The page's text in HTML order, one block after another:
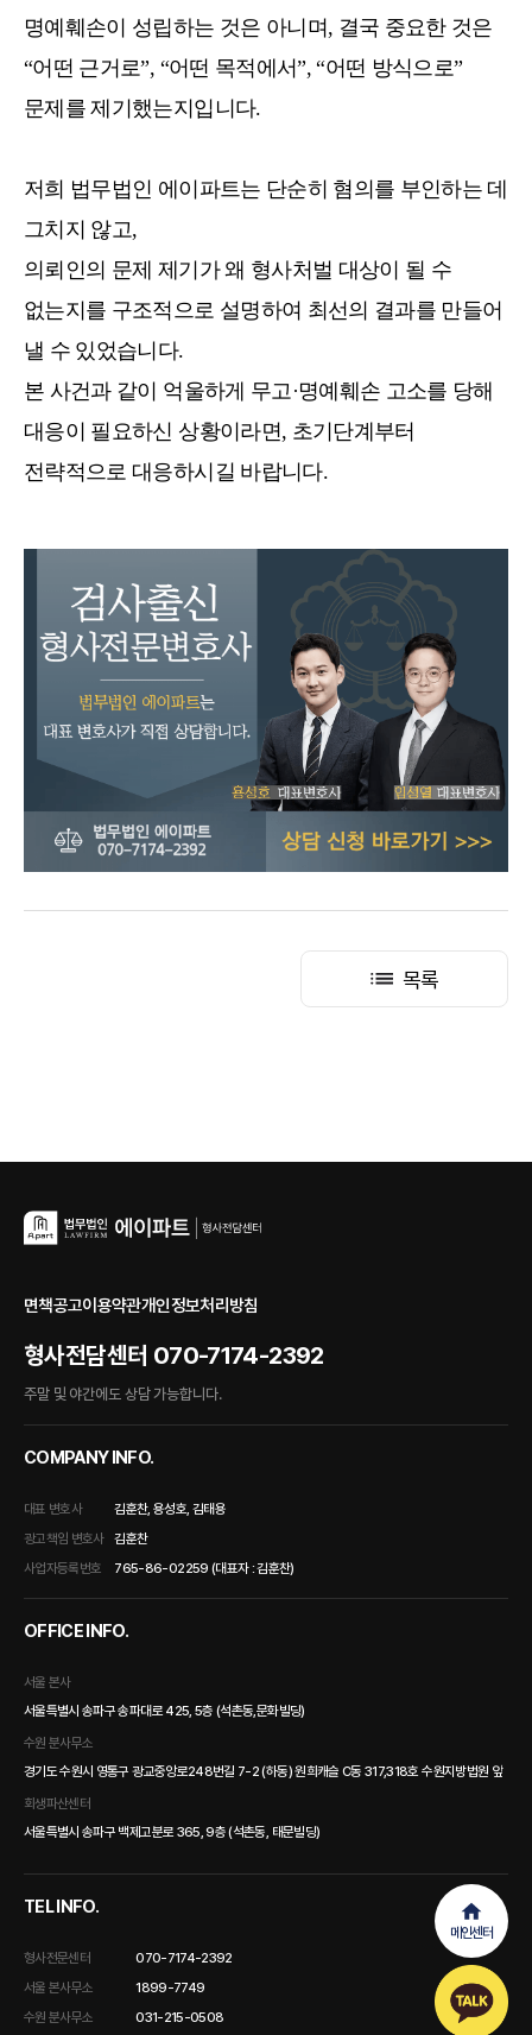
명예훼손이 성립하는 것은 아니며, 결국 중요한 것은
“어떤 근거로”, “어떤 목적에서”, “어떤 방식으로”
문제를 제기했는지입니다.
저희 법무법인 에이파트는 단순히 혐의를 부인하는 데
그치지 않고,
의뢰인의 문제 제기가 왜 형사처벌 대상이 될 수
없는지를 구조적으로 설명하여 최선의 결과를 만들어
낼 수 있었습니다.
본 사건과 같이 억울하게 무고·명예훼손 고소를 당해
대응이 필요하신 상황이라면, 초기단계부터
전략적으로 대응하시길 바랍니다.
목록
면책공고이용약관개인정보처리방침
COMPANY INFO.
대표 변호사
김훈찬, 용성호, 김태용
광고책임 변호사
김훈찬
사업자등록번호
765-86-02259 (대표자 : 김훈찬)
OFFICE INFO.
서울 본사
서울특별시 송파구 송파대로 425, 5층 (석촌동,문화빌딩)
수원 분사무소
경기도 수원시 영통구 광교중앙로248번길 7-2 (하동) 원희캐슬 C동 317,318호 수원지방법원 앞
회생파산센터
서울특별시 송파구 백제고분로 365, 9층 (석촌동, 태문빌딩)
TEL INFO.
형사전문센터
070-7174-2392
서울 본사무소
1899-7749
수원 분사무소
031-215-0508
형사전담센터 070-7174-2392
주말 및 야간에도 상담 가능합니다.
메인센터